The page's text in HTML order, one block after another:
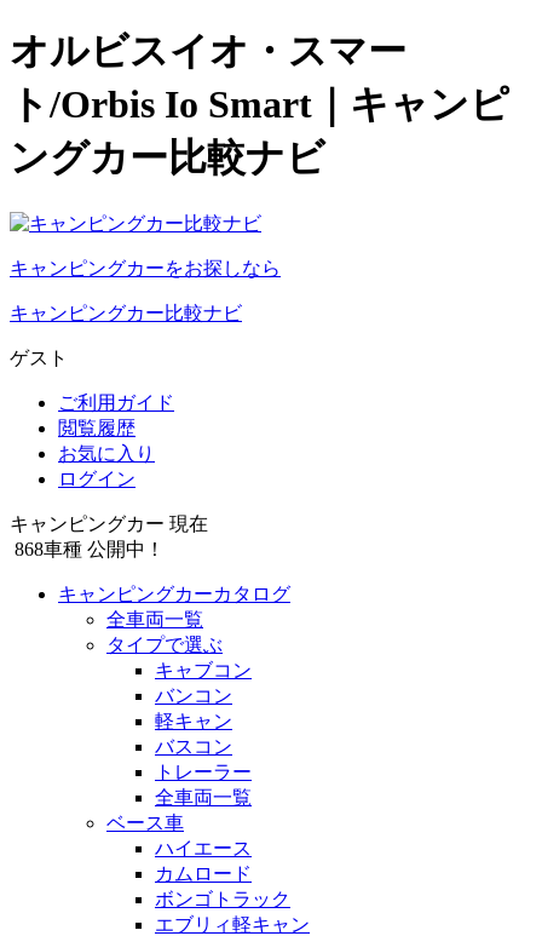
オルビスイオ・スマー
ト/Orbis Io Smart｜キャンピ
ングカー比較ナビ
キャンピングカーをお探しなら
キャンピングカー比較ナビ
ゲスト
ご利用ガイド
閲覧履歴
お気に入り
ログイン
キャンピングカー 現在
868車種 公開中！
キャンピングカーカタログ
全車両一覧
タイプで選ぶ
キャブコン
バンコン
軽キャン
バスコン
トレーラー
全車両一覧
ベース車
ハイエース
カムロード
ボンゴトラック
エブリィ軽キャン